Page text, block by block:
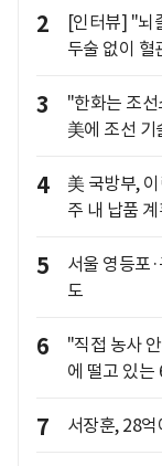
2
[인터뷰] "뇌
두술 없이 혈
3
"한화는 조
美에 조선 기
4
美 국방부,
주 내 납품
5
서울 영등포
도
6
"직접 농사
에 떨고 있는
7 서장훈, 28